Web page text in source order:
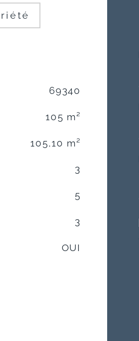
69340
105 m²
105,10 m²
3
5
3
OUI